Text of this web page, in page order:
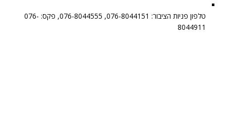
טלפון פניות הציבור: 076-8044151, 076-8044555, פקס: 076-
8044911